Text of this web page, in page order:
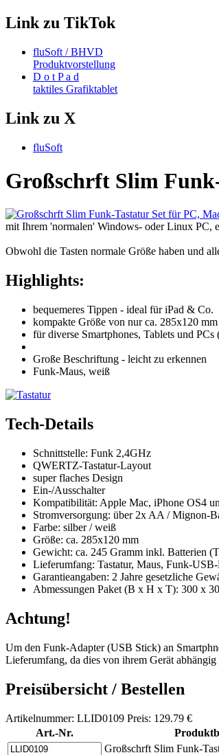
Link zu TikTok
fluSoft / BHVD
Produktvorstellung
D o t P a d
taktiles Grafiktablet
Link zu X
fluSoft
Großschrft Slim
mit Ihrem 'normalen' Windows- oder Linux PC,
Obwohl die Tasten normale Größe haben und
Highlights:
bequemeres Tippen - ideal für iPad & Co.
kompakte Größe von nur ca. 285x120 mm
für diverse Smartphones, Tablets und
Große Beschriftung - leicht zu erkennen
Funk-Maus, weiß
Tech-Details
Schnittstelle: Funk 2,4GHz
QWERTZ-Tastatur-Layout
super flaches Design
Ein-/Ausschalter
Kompatibilität: Apple Mac, iPhone OS4
Stromversorgung: über 2x AA / Mignon-
Farbe: silber / weiß
Größe: ca. 285x120 mm
Gewicht: ca. 245 Gramm inkl. Batterien
Lieferumfang: Tastatur, Maus, Funk-
Garantieangaben: 2 Jahre gesetzliche
Abmessungen Paket (B x H x T): 300 x
Achtung!
Um den Funk-Adapter (USB Stick) an
Lieferumfang, da dies von ihrem Gerät abhängig
Preisübersicht / Bestellen
Artikelnummer: LLID0109 Preis: 129.79 €
Art.-Nr.
Großschrft Slim Funk-